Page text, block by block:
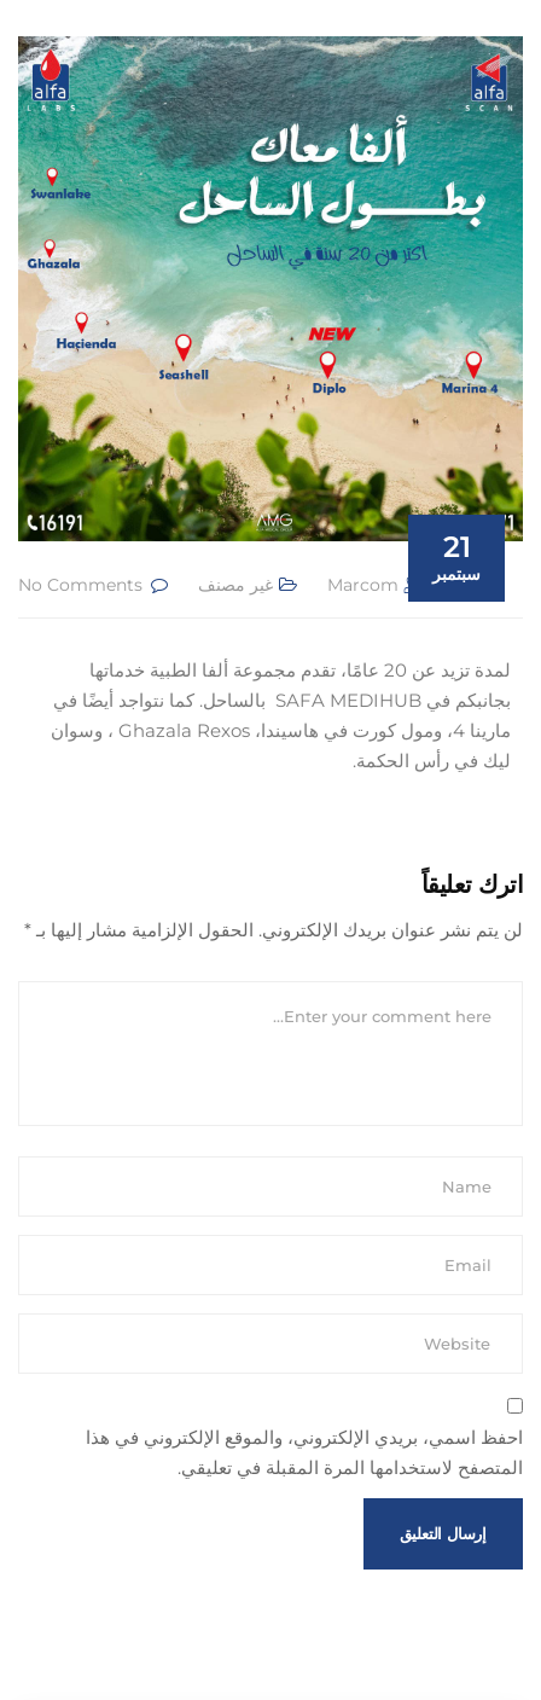
21
سبتمبر Marcom غير مصنف
لمدة تزيد عن 20 عامًا، تقدم مجموعة ألفا الطبية خدماتها
بجانبكم في SAFA MEDIHUB بالساحل. كما نتواجد أيضًا في
مارينا 4، ومول كورت في هاسيندا، Ghazala Rexos ، وسوان
ليك في رأس الحكمة.
اترك تعليقاً
لن يتم نشر عنوان بريدك الإلكتروني. الحقول الإلزامية مشار إليها بـ *
احفظ اسمي، بريدي الإلكتروني، والموقع الإلكتروني في هذا
المتصفح لاستخدامها المرة المقبلة في تعليقي.